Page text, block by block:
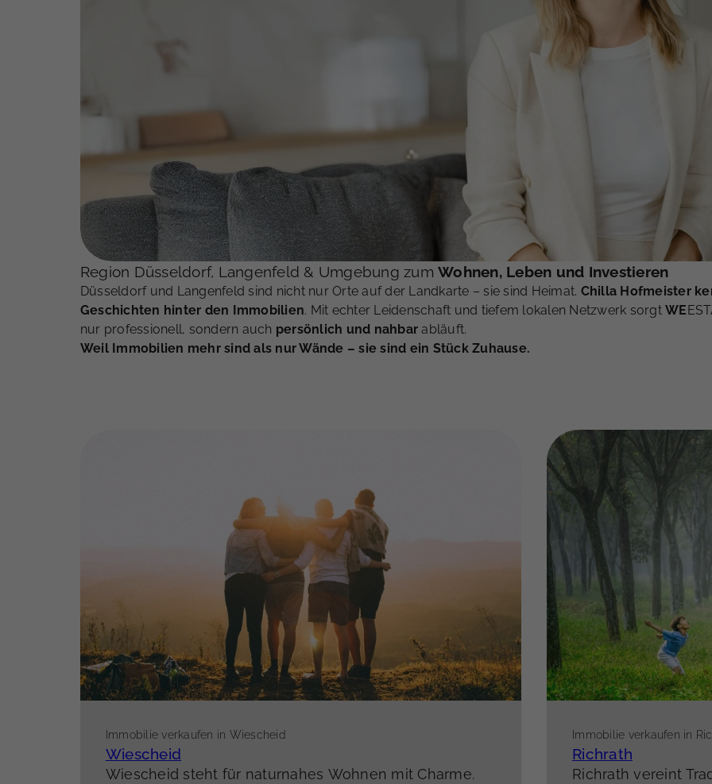
Region Düsseldorf, Langenfeld & Umgebung zumWohnen, Leben und Investieren
Düsseldorf und Langenfeld sind nicht nur Orte auf der Landkarte – sie sind Heimat. Chilla Hofmeister
Geschichten hinter den Immobilien. Mit echter Leidenschaft und tiefem lokalen Netzwerk sorgtWE
nur professionell, sondern auch persönlich und nahbar abläuft.
Weil Immobilien mehr sind als nur Wände – sie sind ein Stück Zuhause.
Immobilie verkaufen in Wiescheid
Wiescheid
Wiescheid steht für naturnahes Wohnen mit Charme.
Immobilie verkaufen in
Richrath
Richrath vereint